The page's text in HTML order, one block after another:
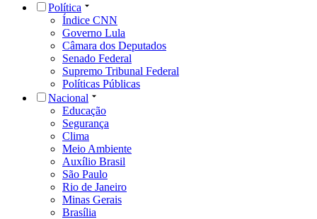
Política
Índice CNN
Governo Lula
Câmara dos Deputados
Senado Federal
Supremo Tribunal Federal
Políticas Públicas
Nacional
Educação
Segurança
Clima
Meio Ambiente
Auxílio Brasil
São Paulo
Rio de Janeiro
Minas Gerais
Brasília